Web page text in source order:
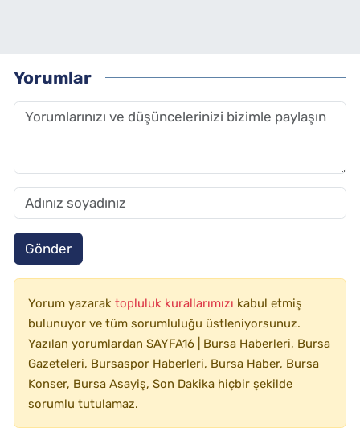
Yorumlar
Gönder
Yorum yazarak topluluk kurallarımızı kabul etmiş
bulunuyor ve tüm sorumluluğu üstleniyorsunuz.
Yazılan yorumlardan SAYFA16 | Bursa Haberleri, Bursa
Gazeteleri, Bursaspor Haberleri, Bursa Haber, Bursa
Konser, Bursa Asayiş, Son Dakika hiçbir şekilde
sorumlu tutulamaz.